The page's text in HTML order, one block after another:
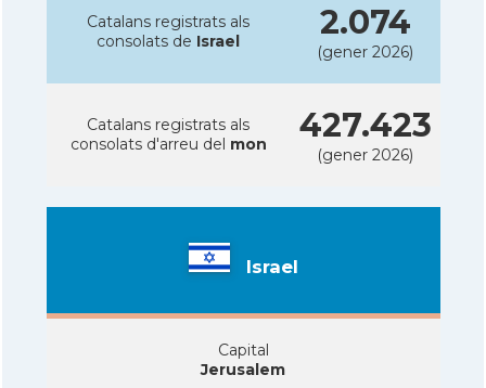
Catalans registrats als
consolats de Israel 2.074
(gener 2026)
Catalans registrats als
consolats d'arreu del mon 427.423
(gener 2026)
Israel
Capital
Jerusalem